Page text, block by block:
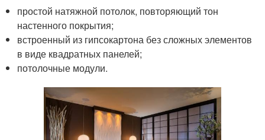
простой натяжной потолок, повторяющий тон
настенного покрытия;
встроенный из гипсокартона без сложных элементов
в виде квадратных панелей;
потолочные модули.